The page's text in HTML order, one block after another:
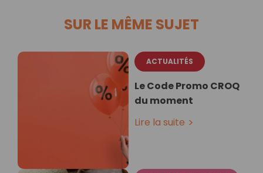
SUR LE MÊME SUJET
ACTUALITÉS
Le Code Promo CROQ
du moment
Lire la suite